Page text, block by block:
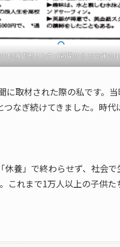
杉浦代表サンケイ新聞から2026年の
に取材された際の私です。
なぎ続けてきました。時
休養」で終わらせず、社会
れまで1万人以上の子供